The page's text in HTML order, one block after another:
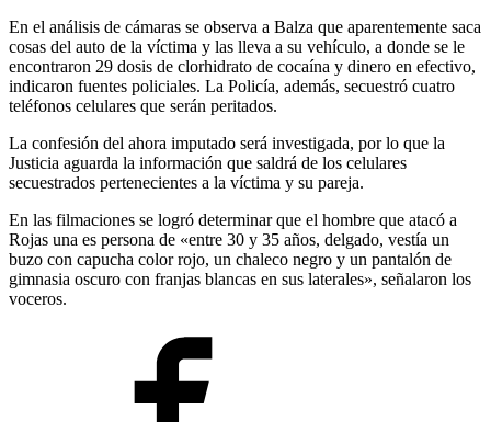
En el análisis de cámaras se observa a Balza que aparentemente saca
cosas del auto de la víctima y las lleva a su vehículo, a donde se le
encontraron 29 dosis de clorhidrato de cocaína y dinero en efectivo,
indicaron fuentes policiales. La Policía, además, secuestró cuatro
teléfonos celulares que serán peritados.
La confesión del ahora imputado será investigada, por lo que la
Justicia aguarda la información que saldrá de los celulares
secuestrados pertenecientes a la víctima y su pareja.
En las filmaciones se logró determinar que el hombre que atacó a
Rojas una es persona de «entre 30 y 35 años, delgado, vestía un
buzo con capucha color rojo, un chaleco negro y un pantalón de
gimnasia oscuro con franjas blancas en sus laterales», señalaron los
voceros.